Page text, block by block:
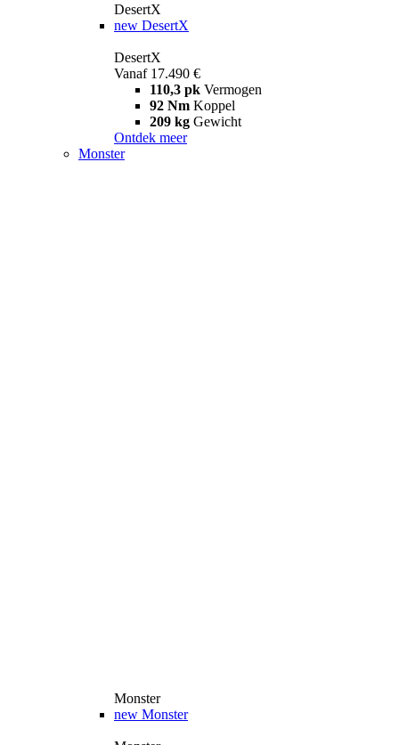
DesertX
new DesertX
DesertX
Vanaf 17.490 €
110,3 pk Vermogen
92 Nm Koppel
209 kg Gewicht
Ontdek meer
Monster
Monster
new Monster